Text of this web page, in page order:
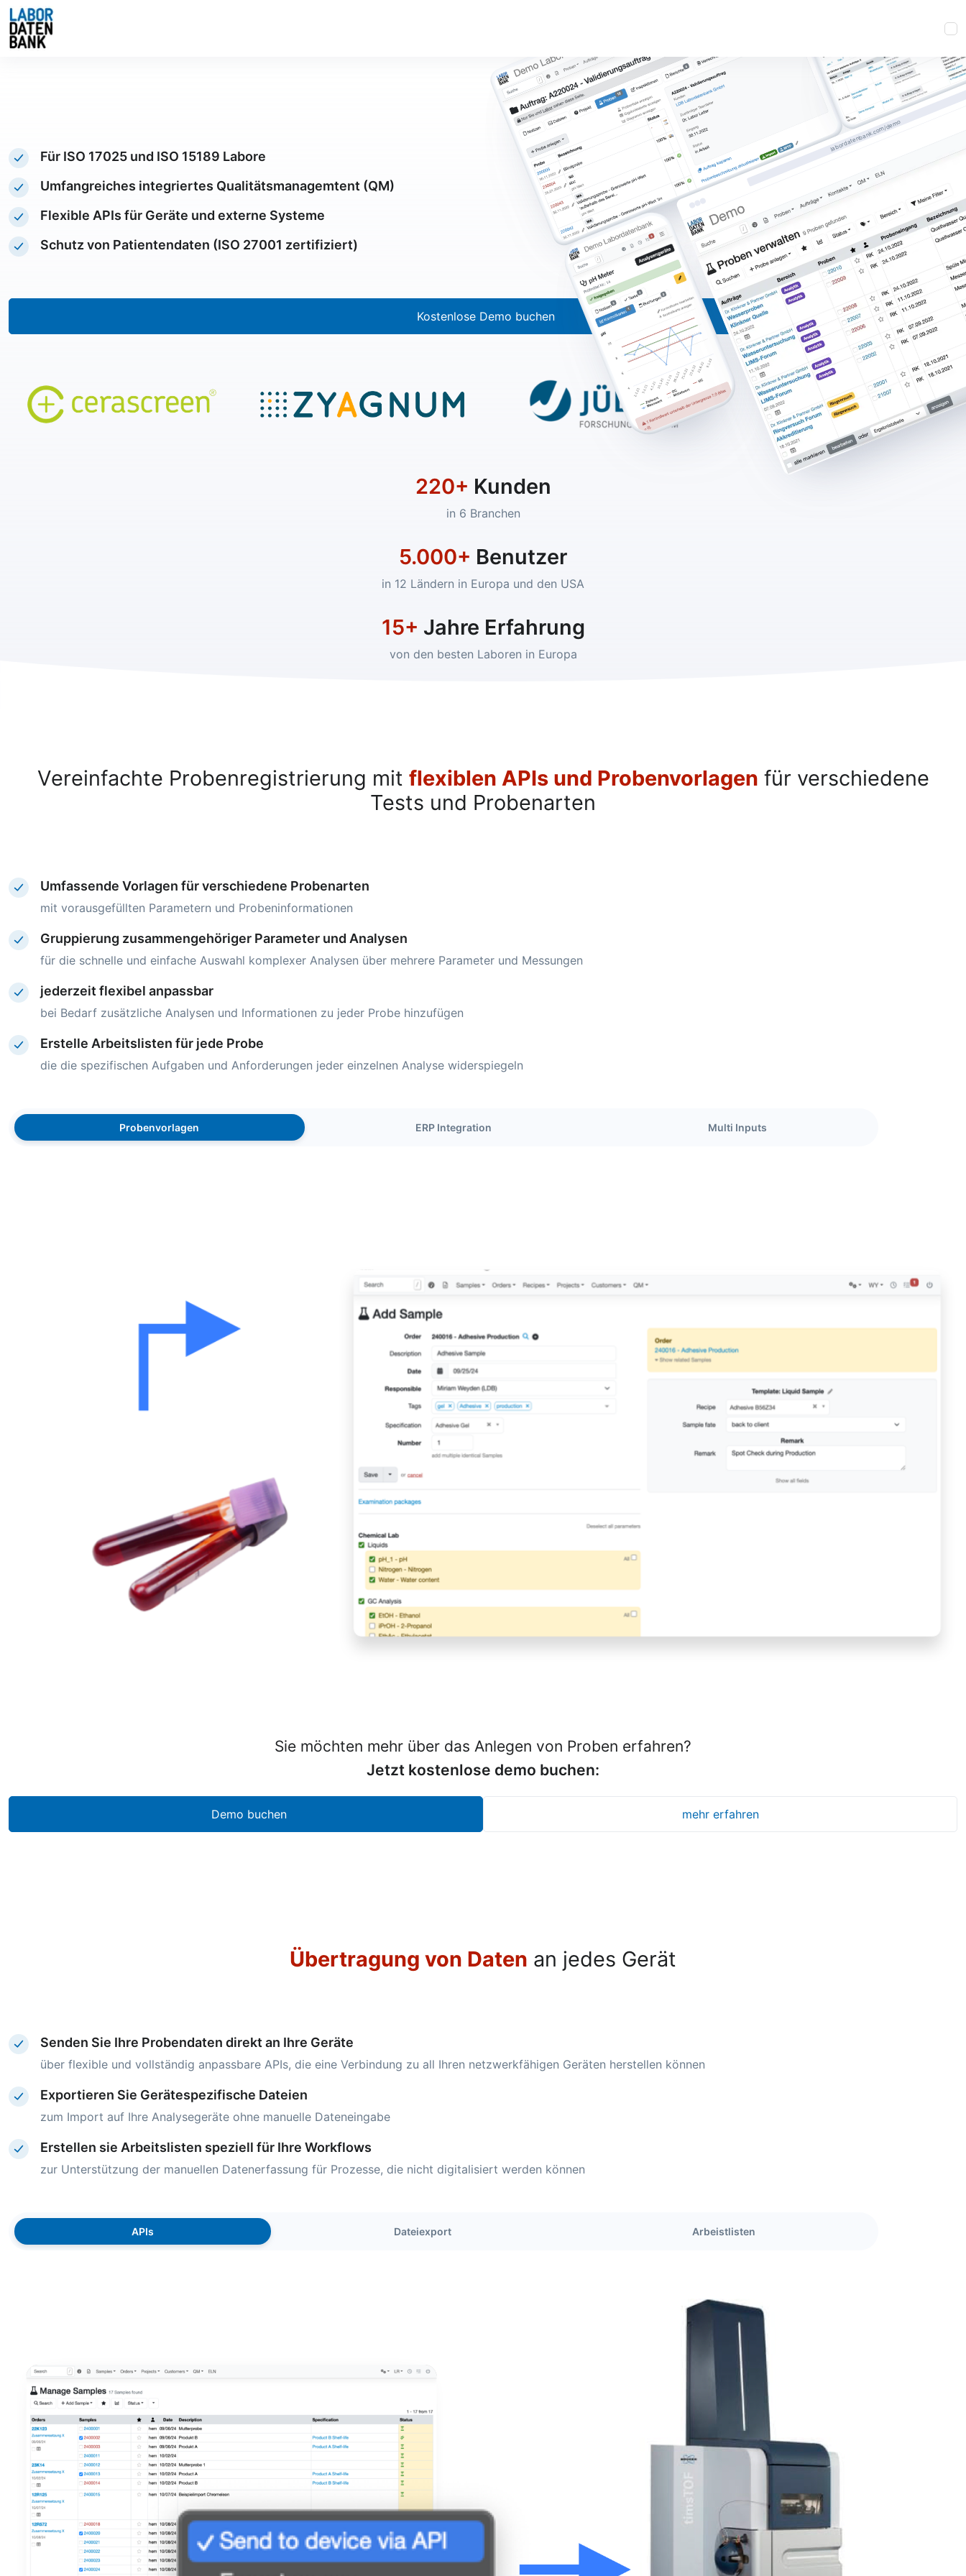
Für ISO 17025 und ISO 15189 Labore
Umfangreiches integriertes Qualitätsmanagemtent (QM)
Flexible APIs für Geräte und externe Systeme
Schutz von Patientendaten (ISO 27001 zertifiziert)
Kostenlose Demo buchen
labordatenbank.com/demo
220+ Kunden
in 6 Branchen
5.000+ Benutzer
in 12 Ländern in Europa und den USA
15+ Jahre Erfahrung
von den besten Laboren in Europa
Vereinfachte Probenregistrierung mit flexiblen APIs und Probenvorlagen für verschiedene
Tests und Probenarten
Umfassende Vorlagen für verschiedene Probenarten
mit vorausgefüllten Parametern und Probeninformationen
Gruppierung zusammengehöriger Parameter und Analysen
für die schnelle und einfache Auswahl komplexer Analysen über mehrere Parameter und Messungen
jederzeit flexibel anpassbar
bei Bedarf zusätzliche Analysen und Informationen zu jeder Probe hinzufügen
Erstelle Arbeitslisten für jede Probe
die die spezifischen Aufgaben und Anforderungen jeder einzelnen Analyse widerspiegeln
Probenvorlagen ERP Integration Multi Inputs
Sie möchten mehr über das Anlegen von Proben erfahren?
Jetzt kostenlose demo buchen:
Demo buchen mehr erfahren
Übertragung von Daten an jedes Gerät
Senden Sie Ihre Probendaten direkt an Ihre Geräte
über flexible und vollständig anpassbare APIs, die eine Verbindung zu all Ihren netzwerkfähigen Geräten herstellen können
Exportieren Sie Gerätespezifische Dateien
zum Import auf Ihre Analysegeräte ohne manuelle Dateneingabe
Erstellen sie Arbeitslisten speziell für Ihre Workflows
zur Unterstützung der manuellen Datenerfassung für Prozesse, die nicht digitalisiert werden können
APIs Dateiexport Arbeistlisten